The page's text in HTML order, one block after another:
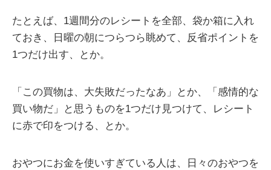
たとえば、1週間分のレシートを全部、袋か箱に入れ
ておき、日曜の朝につらつら眺めて、反省ポイントを
1つだけ出す、とか。
「この買物は、大失敗だったなあ」とか、「感情的な
買い物だ」と思うものを1つだけ見つけて、レシート
に赤で印をつける、とか。
おやつにお金を使いすぎている人は、日々のおやつを